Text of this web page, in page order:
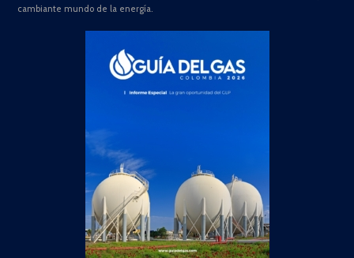
cambiante mundo de la energía.